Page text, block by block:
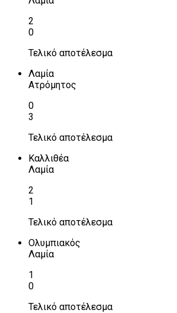
2
0
Τελικό αποτέλεσμα
Λαμία
Ατρόμητος
0
3
Τελικό αποτέλεσμα
Καλλιθέα
Λαμία
2
1
Τελικό αποτέλεσμα
Ολυμπιακός
Λαμία
1
0
Τελικό αποτέλεσμα